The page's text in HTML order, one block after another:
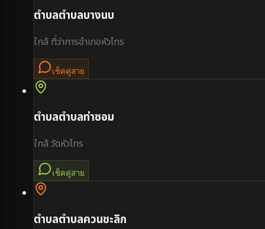
ตำบลตำบลบางนบ
ใกล้ ที่ว่าการอำเภอหัวไทร
เช็คคู่สาย
ตำบลตำบลท่าซอม
ใกล้วัดหัวไทร
เช็คคู่สาย
ตำบลตำบลควนชะลิก